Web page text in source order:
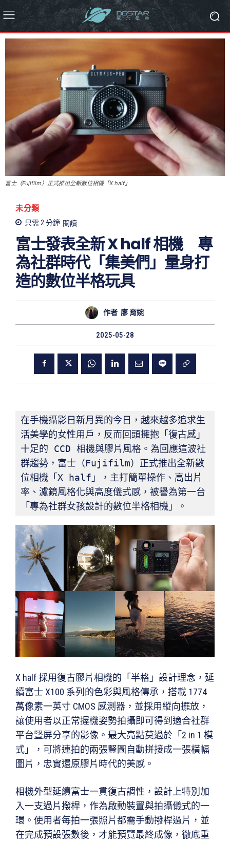
富士（Fujifilm）正式推出全新數位相機「X half」
未分類
只需 2分鐘 閱讀
富士發表全新 X half 相機 專
為社群時代「集美們」量身打
造的數位半格玩具
作者 廖 育婉
2025-05-28
在手機攝影日新月異的今日，越來越多追求生
活美學的女性用戶，反而回頭擁抱「復古感」
十足的 CCD 相機與膠片風格。為回應這波社
群趨勢，富士（Fujifilm）正式推出全新數
位相機「X half」，主打簡單操作、高出片
率、濾鏡風格化與高度儀式感，被譽為第一台
「專為社群女孩設計的數位半格相機」。
X half 採用復古膠片相機的「半格」設計理念，延
續富士 X100 系列的色彩與風格傳承，搭載 1774
萬像素一英寸 CMOS 感測器，並採用縱向擺放，
讓使用者以正常握機姿勢拍攝即可得到適合社群
平台豎屏分享的影像。最大亮點莫過於「2 in 1 模
式」，可將連拍的兩張豎圖自動拼接成一張橫幅
圖片，忠實還原膠片時代的美感。
相機外型延續富士一貫復古調性，設計上特別加
入一支過片撥桿，作為啟動裝置與拍攝儀式的一
環。使用者每拍一張照片都需手動撥桿過片，並
在完成預設張數後，才能預覽最終成像，徹底重